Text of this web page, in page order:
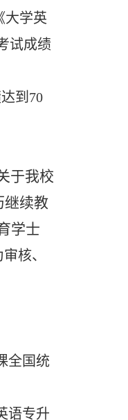
大学英
试成绩
到70
于我校
继续教
学士
核、
全国统
语专升